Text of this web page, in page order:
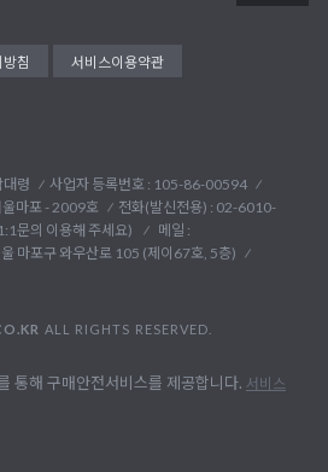
침 서비스이용약관
대령
사업자 등록번호 : 105-86-00594
마포 - 2009호
전화(발신전용) : 02-6010-
문의 이용해 주세요)
메일 :
마포구 와우산로 105 (제이67호, 5층)
ALL RIGHTS RESERVED.
통해 구매안전서비스를 제공합니다. 서비스